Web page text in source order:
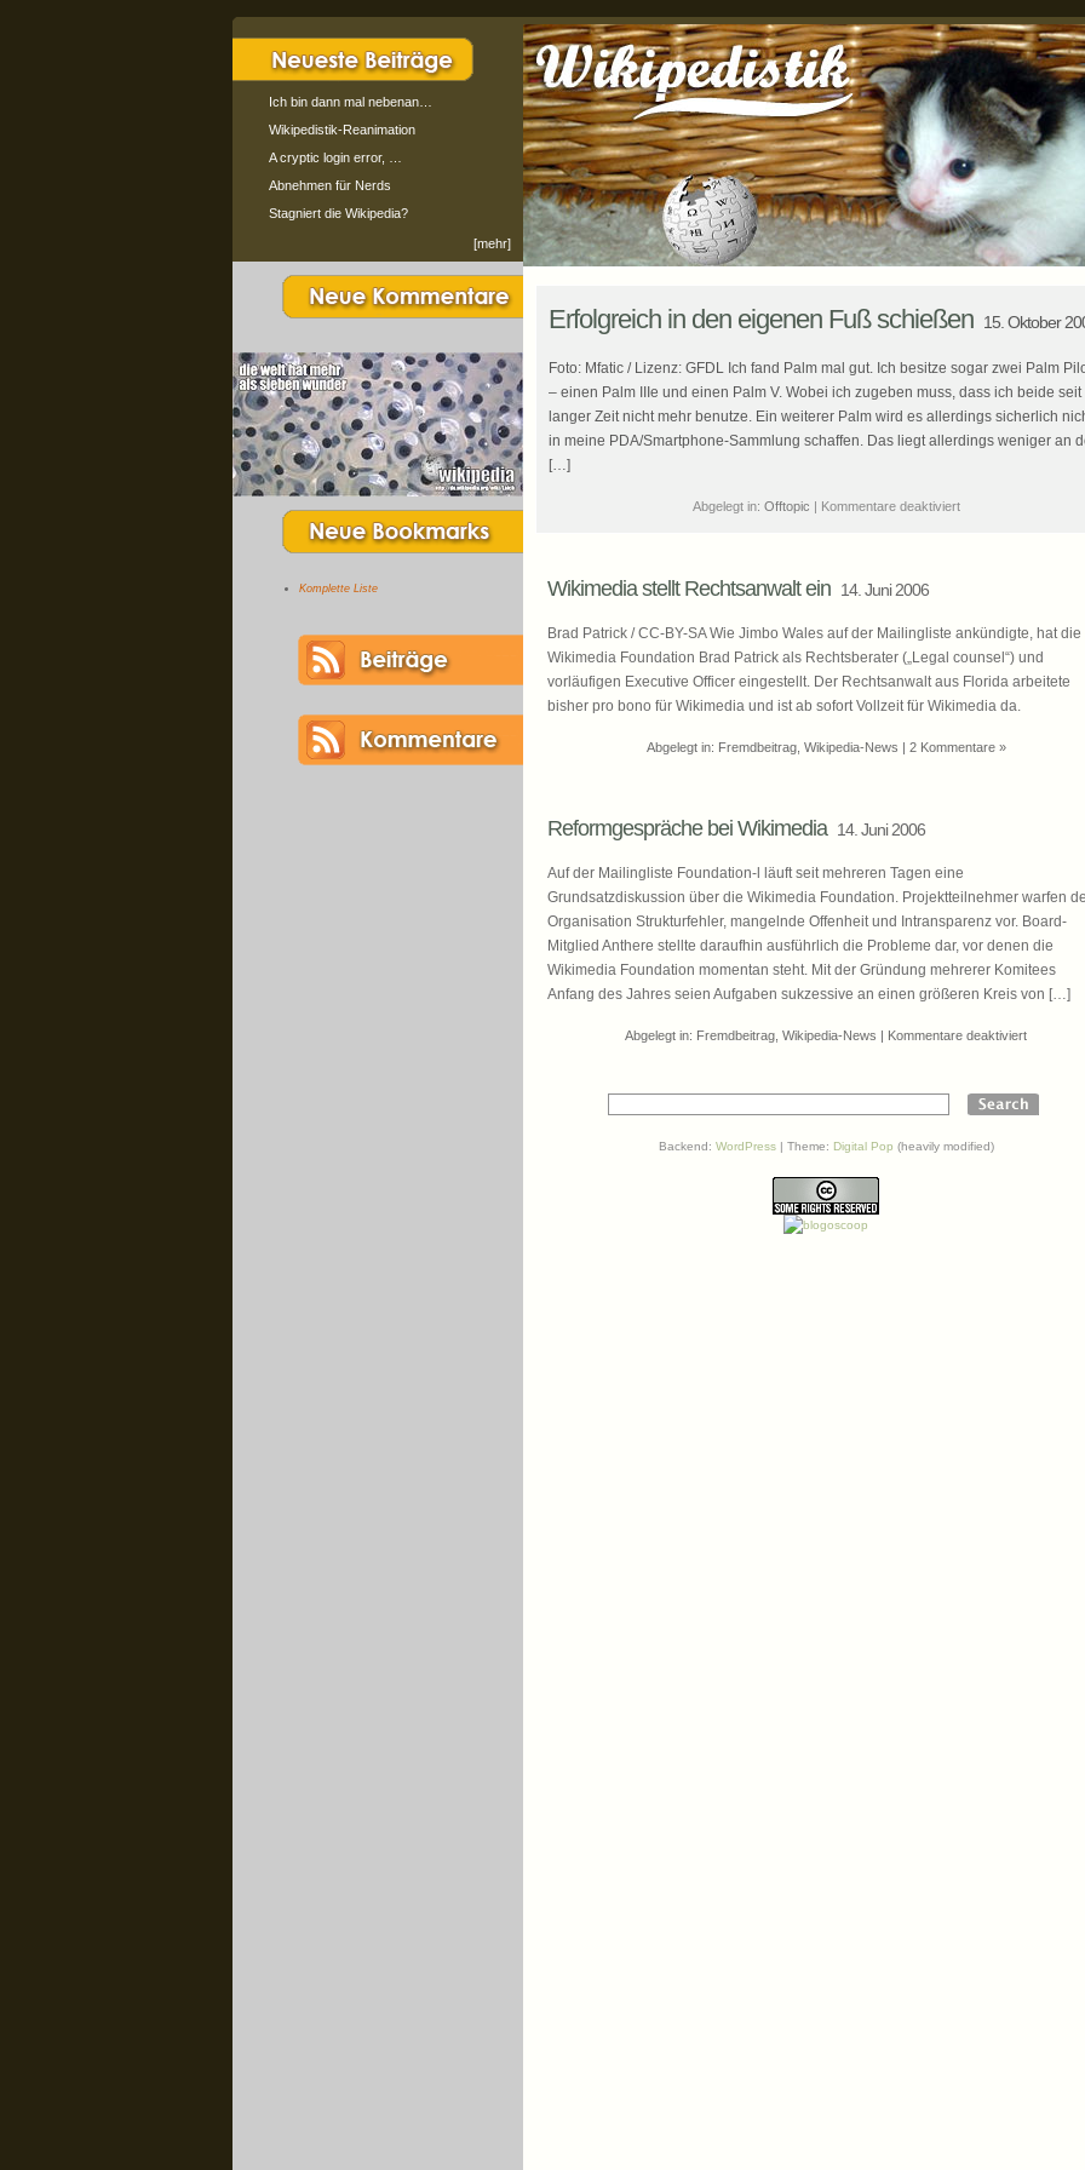
Ich bin dann mal nebenan…
Wikipedistik-Reanimation
A cryptic login error, …
Abnehmen für Nerds
Stagniert die Wikipedia?
[mehr]
Komplette Liste
Erfolgreich in den eigenen Fuß schießen 15. Oktober
Foto: Mfatic / Lizenz: GFDL Ich fand Palm mal gut. Ich besitze sogar zwei Palm
– einen Palm IIIe und einen Palm V. Wobei ich zugeben muss, dass ich beide seit
langer Zeit nicht mehr benutze. Ein weiterer Palm wird es allerdings sicherlich
in meine PDA/Smartphone-Sammlung schaffen. Das liegt allerdings weniger an
[…]
Abgelegt in: Offtopic | Kommentare deaktiviertfür
schießen
Wikimedia stellt Rechtsanwalt ein 14. Juni 2006
Brad Patrick / CC-BY-SA Wie Jimbo Wales auf der Mailingliste ankündigte, hat die
Wikimedia Foundation Brad Patrick als Rechtsberater („Legal counsel“) und
vorläufigen Executive Officer eingestellt. Der Rechtsanwalt aus Florida arbeitete
bisher pro bono für Wikimedia und ist ab sofort Vollzeit für Wikimedia da.
Abgelegt in: Fremdbeitrag, Wikipedia-News | 2 Kommentare »
Reformgespräche bei Wikimedia 14. Juni 2006
Auf der Mailingliste Foundation-l läuft seit mehreren Tagen eine
Grundsatzdiskussion über die Wikimedia Foundation. Projektteilnehmer warfen
Organisation Strukturfehler, mangelnde Offenheit und Intransparenz vor. Board-
Mitglied Anthere stellte daraufhin ausführlich die Probleme dar, vor denen die
Wikimedia Foundation momentan steht. Mit der Gründung mehrerer Komitees
Anfang des Jahres seien Aufgaben sukzessive an einen größeren Kreis von […]
Abgelegt in: Fremdbeitrag Wikipedia-News | Kommentare deaktiviertfür
Wikimedia
Backend: WordPress| Theme: Digital Pop (heavily modified)